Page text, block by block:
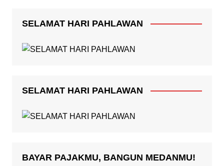
SELAMAT HARI PAHLAWAN
SELAMAT HARI PAHLAWAN
BAYAR PAJAKMU, BANGUN MEDANMU!